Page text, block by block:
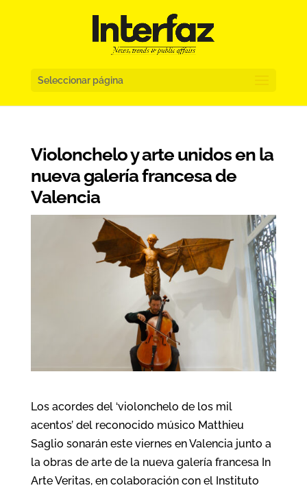
Seleccionar página
Violonchelo y arte unidos en la
nueva galería francesa de
Valencia
Los acordes del ‘violonchelo de los mil
acentos’ del reconocido músico Matthieu
Saglio sonarán este viernes en Valencia junto a
la obras de arte de la nueva galería francesa In
Arte Veritas, en colaboración con el Instituto